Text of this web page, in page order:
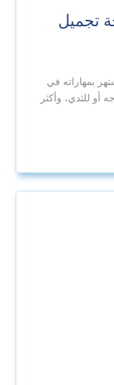
تجميل
بمهاراته في
أو للثدي، وأكثر